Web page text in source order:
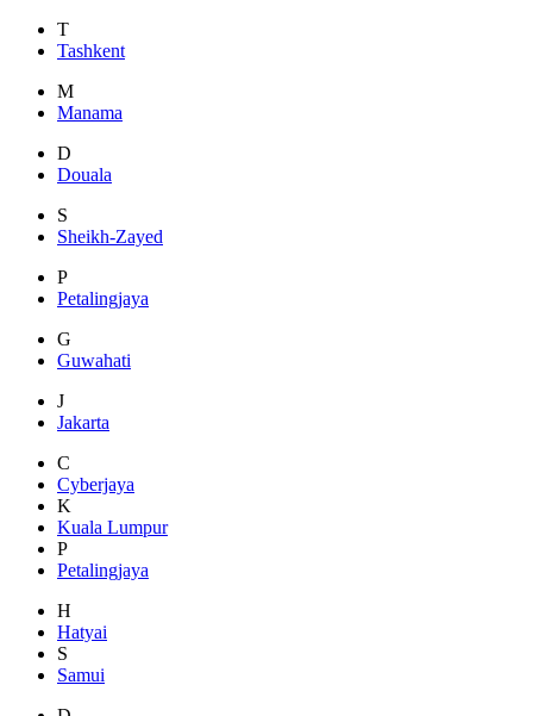
T
Tashkent
M
Manama
D
Douala
S
Sheikh-Zayed
P
Petalingjaya
G
Guwahati
J
Jakarta
C
Cyberjaya
K
Kuala Lumpur
P
Petalingjaya
H
Hatyai
S
Samui